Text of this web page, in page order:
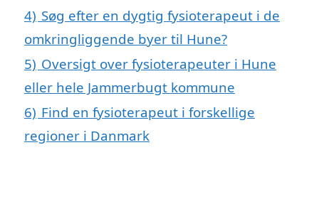
4) Søg efter en dygtig fysioterapeut i de
omkringliggende byer til Hune?
5) Oversigt over fysioterapeuter i Hune
eller hele Jammerbugt kommune
6) Find en fysioterapeut i forskellige
regioner i Danmark